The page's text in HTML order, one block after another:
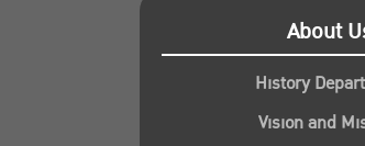
About
History
Vision and